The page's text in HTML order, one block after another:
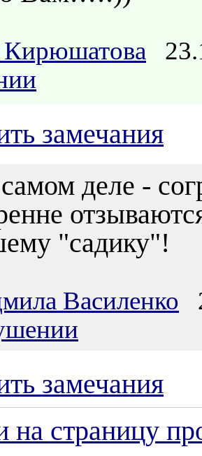
Кирюшатова
замечания
деле -
"садику"!
Василенко
замечания
на страницу